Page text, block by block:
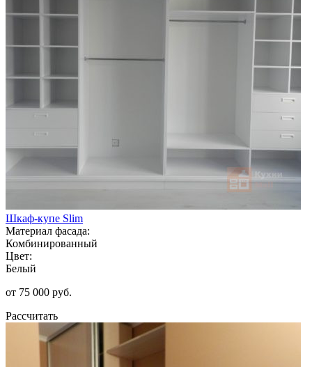
Шкаф-купе Slim
Материал фасада:
Комбинированный
Цвет:
Белый
от 75 000 руб.
Рассчитать